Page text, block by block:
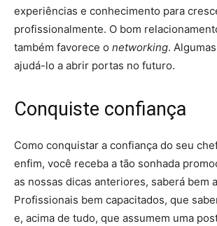
experiências e conhecimento para
profissionalmente. O bom
também favorece o networking.
ajudá-lo a abrir portas no futuro.
Conquiste confiança
Como conquistar a confiança do seu
enfim, você receba a tão sonhada
as nossas dicas anteriores, saberá bem
Profissionais bem capacitados, que
e, acima de tudo, que assumem uma